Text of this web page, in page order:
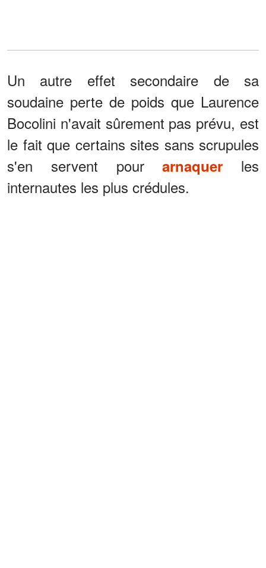
Un autre effet secondaire de sa
soudaine perte de poids que Laurence
Bocolini n'avait sûrement pas prévu, est
le fait que certains sites sans scrupules
s'en servent pourarnaquer
les
internautes les plus crédules.